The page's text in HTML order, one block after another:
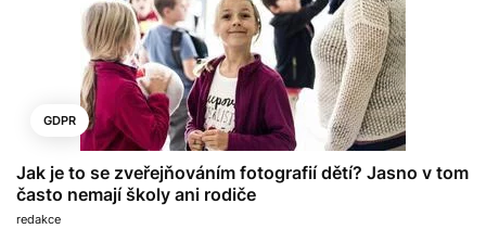
GDPR
Jak je to se zveřejňováním fotografií dětí? Jasno v tom
často nemají školy ani rodiče
redakce